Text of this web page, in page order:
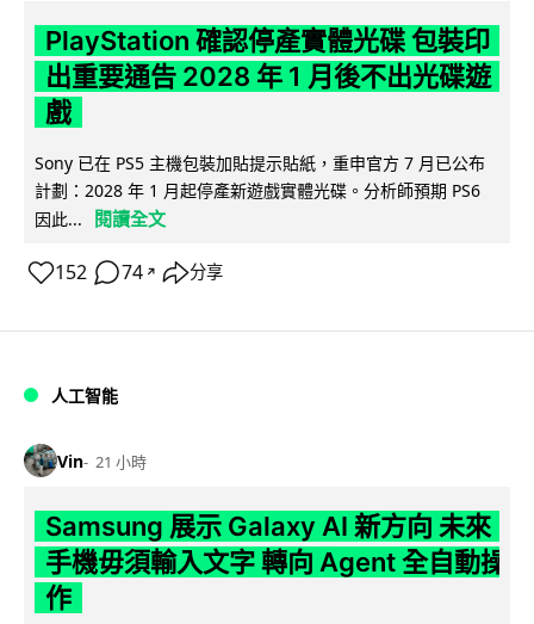
PlayStation 確認停產實體光碟 包裝印
出重要通告 2028 年 1 月後不出光碟遊
戲
Sony 已在 PS5 主機包裝加貼提示貼紙，重申官方 7 月已公布
計劃：2028 年 1 月起停產新遊戲實體光碟。分析師預期 PS6
因此...
閱讀全文
152 74 ↗ 分享
人工智能
Vin 21 小時
Samsung 展示 Galaxy AI 新方向 未來
手機毋須輸入文字 轉向 Agent 全自動操
作